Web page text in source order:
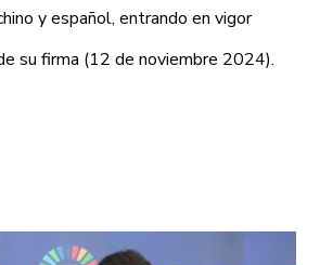
y español, entrando en vigor
su firma (12 de noviembre 2024).